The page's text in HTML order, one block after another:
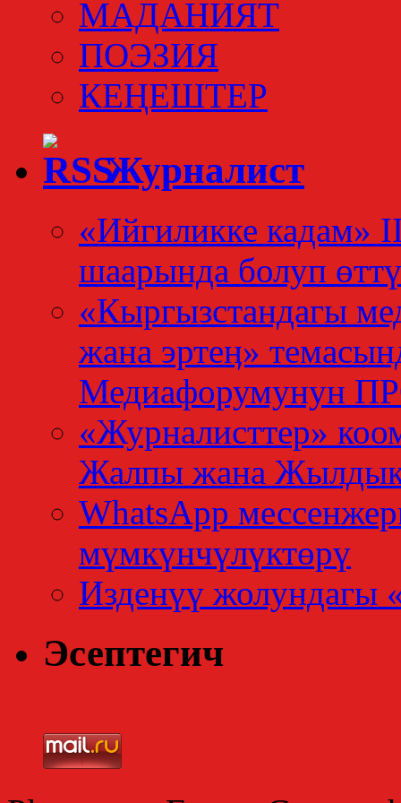
МАДАНИЯТ
ПОЭЗИЯ
КЕҢЕШТЕР
Журналист
«Ийгиликке кадам»
шаарында болуп өттү
«Кыргызстандагы
жана эртеӊ»
Медиафорумунун
«Журналисттер»
Жалпы жана
WhatsApp
мүмкүнчүлүктөрү
Изденүү жолундагы
Эсептегич